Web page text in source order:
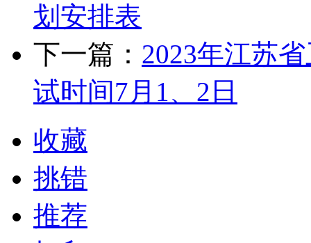
划安排表
下一篇： 2023年江苏
试时间7月1、2日
收藏
挑错
推荐